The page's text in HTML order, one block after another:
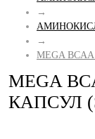
→
→
MEGA
MEGA
КАПСУЛ